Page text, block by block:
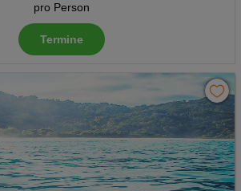
pro Person
Termine